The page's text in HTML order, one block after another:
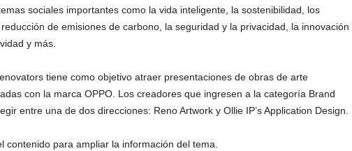
sociales importantes como la vida inteligente, la sostenibilidad, los
de emisiones de carbono, la seguridad y la privacidad, la innovación
y más.
tiene como objetivo atraer presentaciones de obras de arte
con la marca OPPO. Los creadores que ingresen a la categoría Brand
entre una de dos direcciones: Reno Artwork y Ollie IP’s Application Design.
contenido para ampliar la información del tema.